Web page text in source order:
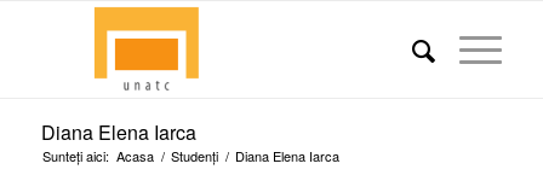
Diana Elena Iarca
Sunteți aici: Acasa / Studenți / Diana Elena Iarca